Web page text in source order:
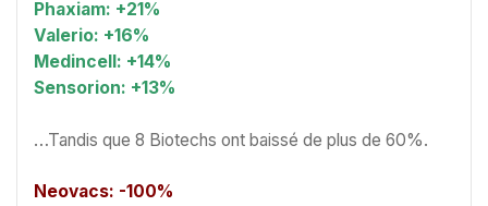
Phaxiam: +21%
Valerio: +16%
Medincell: +14%
Sensorion: +13%
…Tandis que 8 Biotechs ont baissé de plus de 60%.
Neovacs: -100%